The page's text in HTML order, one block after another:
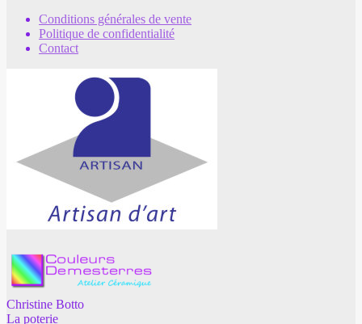
Conditions générales de vente
Politique de confidentialité
Contact
Christine Botto
La poterie